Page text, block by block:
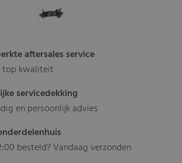
aftersales service
top kwaliteit
servicedekking
en persoonlijk advies
besteld? Vandaag verzonden